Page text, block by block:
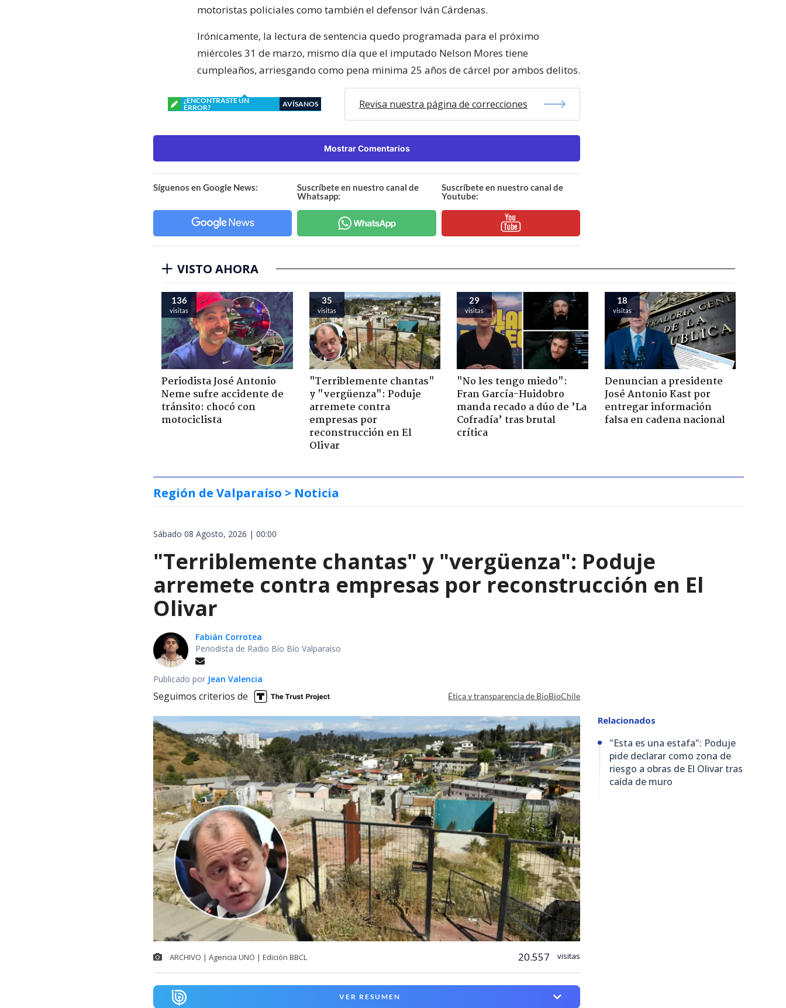
motoristas policiales como también el defensor Iván Cárdenas.
Irónicamente, la lectura de sentencia quedo programada para el próximo
miércoles 31 de marzo, mismo día que el imputado Nelson Mores tiene
cumpleaños, arriesgando como pena minima 25 años de cárcel por ambos delitos.
¿ENCONTRASTE UN
ERROR?
AVÍSANOS Revisa nuestra página de correcciones
Mostrar Comentarios
Síguenos en Google News:
Suscríbete en nuestro canal de
Whatsapp:
Suscríbete en nuestro canal de
Youtube:
VISTO AHORA
136
visitas
Periodista José Antonio
Neme sufre accidente de
tránsito: chocó con
motociclista
35
visitas
"Terriblemente chantas"
y "vergüenza": Poduje
arremete contra
empresas por
reconstrucción en El
Olivar
29
visitas
"No les tengo miedo":
Fran García-Huidobro
manda recado a dúo de ’La
Cofradía’ tras brutal
crítica
18
visitas
Denuncian a presidente
José Antonio Kast por
entregar información
falsa en cadena nacional
Región de Valparaíso > Noticia
Sábado 08 Agosto, 2026 | 00:00
"Terriblemente chantas" y "vergüenza": Poduje
arremete contra empresas por reconstrucción en El
Olivar
Fabián Corrotea
Periodista de Radio Bío Bío Valparaíso
Publicado por Jean Valencia
Seguimos criterios de Ética y transparencia de BioBioChile
ARCHIVO | Agencia UNO | Edición BBCL 20.557 visitas
VER RESUMEN
Relacionados
"Esta es una estafa": Poduje
pide declarar como zona de
riesgo a obras de El Olivar tras
caída de muro